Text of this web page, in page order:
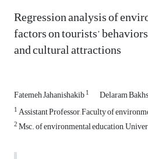
Regression analysis of
factors on tourists’
and cultural attractions
Fatemeh Jahanishakib1 Delaram
1Assistant Professor, Faculty of
2Msc. of environmental education,